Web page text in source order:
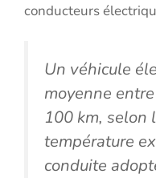
conducteurs
Un véhicule
moyenne
100 km, selon
température
conduite